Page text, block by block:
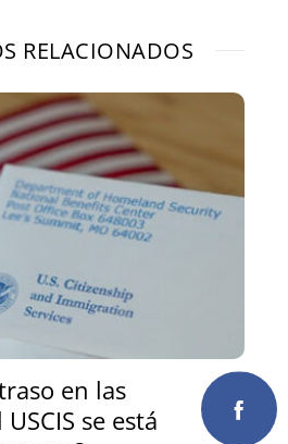
RELACIONADOS
en las
se está